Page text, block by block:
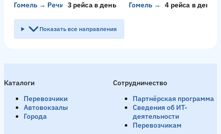
1 рейс в день
Гомель → Речица3 рейсa в день Гомель → Рогачев
4 рейсa в день
Показать все направления
Каталоги
Перевозчики
Автовокзалы
Города
Сотрудничество
Партнёрская программа
Сведения об ИТ-
деятельности
Перевозчикам